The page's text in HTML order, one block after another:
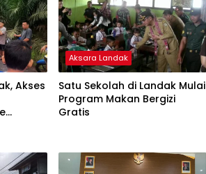
Akses
Aksara Landak
Satu Sekolah di Landak Mulai
Program Makan Bergizi
Gratis